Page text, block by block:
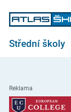
Střední školy
Reklama